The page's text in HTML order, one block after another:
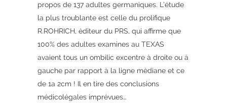
propos de 137 adultes germaniques. L’étude
la plus troublante est celle du prolifique
R.ROHRICH, éditeur du PRS, qui affirme que
100% des adultes examines au TEXAS
avaient tous un ombilic excentre à droite ou à
gauche par rapport à la ligne médiane et ce
de 1a 2cm ! Il en tire des conclusions
médicolégales imprévues…